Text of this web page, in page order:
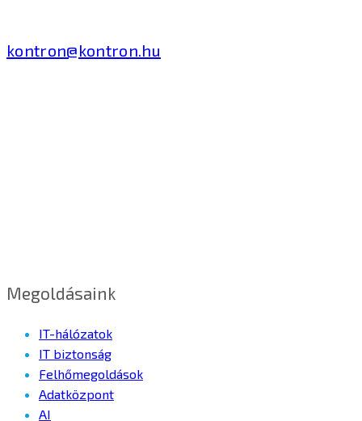
kontron@kontron.hu
Megoldásaink
IT-hálózatok
IT biztonság
Felhőmegoldások
Adatközpont
AI